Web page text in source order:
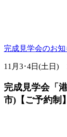
完成見学会のお
11月3･4日(土日)
完成見学会「
市)【ご予約制】